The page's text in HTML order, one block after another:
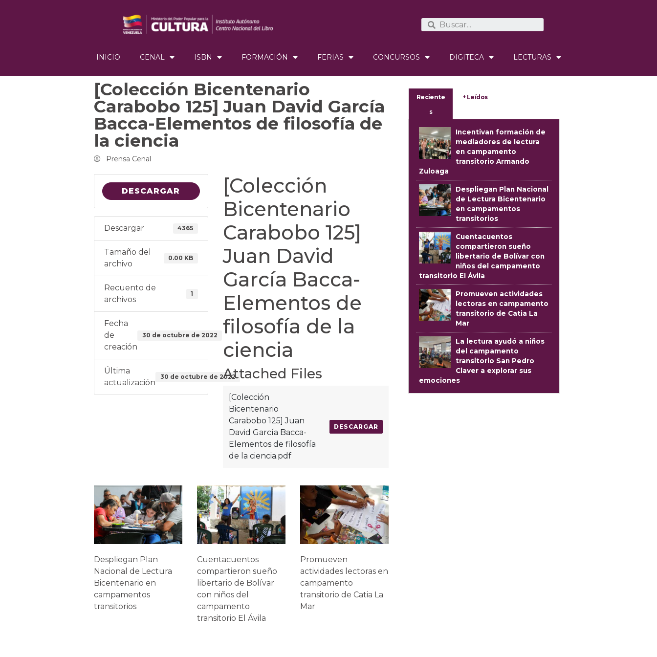
INICIO CENAL ISBN FORMACIÓN FERIAS CONCURSOS DIGITECA LECTURAS
[Colección Bicentenario
Carabobo 125] Juan David García
Bacca-Elementos de filosofía de
la ciencia
Prensa Cenal
DESCARGAR
Descargar 4365
Tamaño del
archivo
0.00 KB
Recuento de
archivos
1
Fecha
de
creación
30 de octubre de 2022
Última
actualización
30 de octubre de 2022
[Colección
Bicentenario
Carabobo 125]
Juan David
García Bacca-
Elementos de
filosofía de la
ciencia
Attached Files
[Colección
Bicentenario
Carabobo 125] Juan
David García Bacca-
Elementos de filosofía
de la ciencia.pdf
DESCARGAR
Despliegan Plan
Nacional de Lectura
Bicentenario en
campamentos
transitorios
Cuentacuentos
compartieron sueño
libertario de Bolívar
con niños del
campamento
transitorio El Ávila
Promueven
actividades lectoras en
campamento
transitorio de Catia La
Mar
Reciente
s
+ Leídos
Incentivan formación de
mediadores de lectura
en campamento
transitorio Armando
Zuloaga
Despliegan Plan Nacional
de Lectura Bicentenario
en campamentos
transitorios
Cuentacuentos
compartieron sueño
libertario de Bolívar con
niños del campamento
transitorio El Ávila
Promueven actividades
lectoras en campamento
transitorio de Catia La
Mar
La lectura ayudó a niños
del campamento
transitorio San Pedro
Claver a explorar sus
emociones